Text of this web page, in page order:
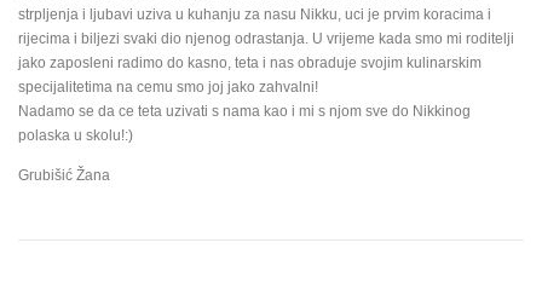
strpljenja i ljubavi uziva u kuhanju za nasu Nikku, uci je prvim koracima i
rijecima i biljezi svaki dio njenog odrastanja. U vrijeme kada smo mi roditelji
jako zaposleni radimo do kasno, teta i nas obraduje svojim kulinarskim
specijalitetima na cemu smo joj jako zahvalni!
Nadamo se da ce teta uzivati s nama kao i mi s njom sve do Nikkinog
polaska u skolu!:)
Grubišić Žana